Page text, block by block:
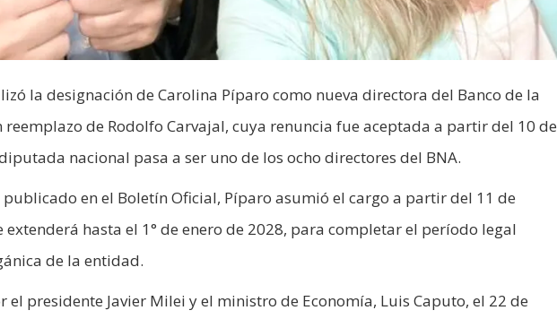
la designación de Carolina Píparo como nueva directora del Banco de la
reemplazo de Rodolfo Carvajal, cuya renuncia fue aceptada a partir del 10 de
nacional pasa a ser uno de los ocho directores del BNA.
en el Boletín Oficial, Píparo asumió el cargo a partir del 11 de
hasta el 1° de enero de 2028, para completar el período legal
de la entidad.
presidente Javier Milei y el ministro de Economía, Luis Caputo, el 22 de